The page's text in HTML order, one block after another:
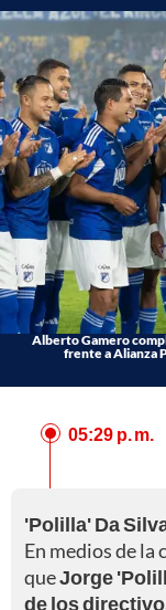
Alberto Gamero
frente a Alianza
05:29 p. m.
'Polilla' Da
En medios de la
queJorge
de los